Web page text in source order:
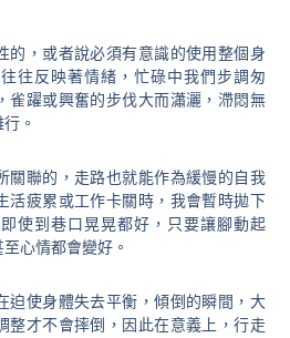
的，或者說必須有意識的使用整個身
往反映著情緒，忙碌中我們步調匆
雀躍或興奮的步伐大而瀟灑，滯悶無
。
關聯的，走路也就能作為緩慢的自我
活疲累或工作卡關時，我會暫時拋下
使到巷口晃晃都好，只要讓腳動起
心情都會變好。
迫使身體失去平衡，傾倒的瞬間，大
整才不會摔倒，因此在意義上，行走